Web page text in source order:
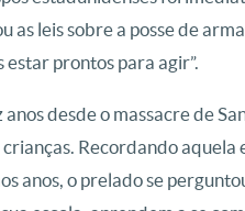
as leis sobre a posse de
estar prontos para agir”.
anos desde o massacre de
Recordando
anos, o prelado se